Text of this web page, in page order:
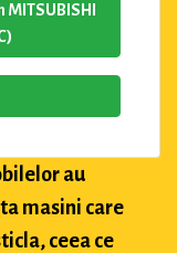
au
masini care
ceea ce